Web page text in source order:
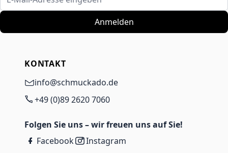
Anmelden
KONTAKT
info@schmuckado.de
+49 (0)89 2620 7060
Folgen Sie uns – wir freuen uns auf Sie!
Facebook
Instagram